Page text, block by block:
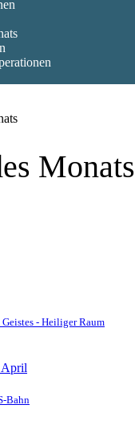
Monats
- Heiliger Raum
Bahn